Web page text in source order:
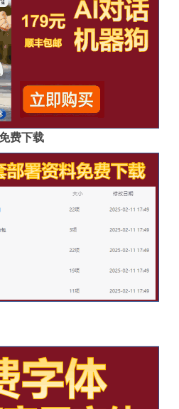
费下载